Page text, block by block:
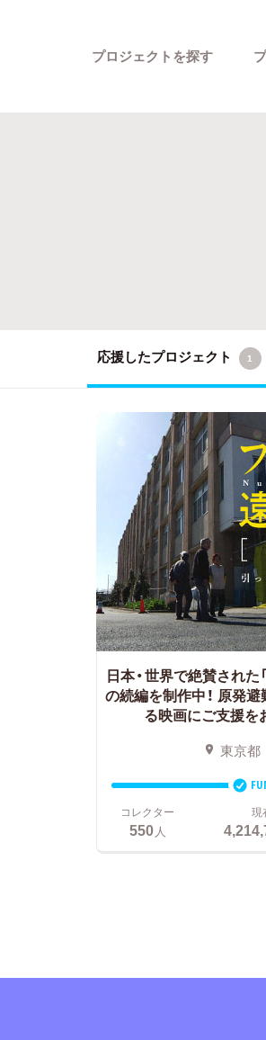
プロジェクトを探す
応援したプロジェクト 1
日本・世界で絶賛された
の続編を制作中！ 原発避
る映画にご支援を
東京都
コレクター
550人
現